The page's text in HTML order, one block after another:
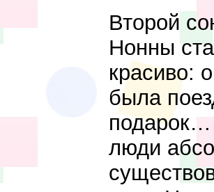
Второй
Нонны
красиво:
была
подарок…
люди